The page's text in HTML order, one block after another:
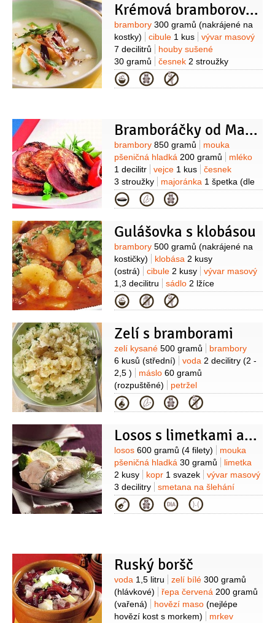
(na posypání válu)
Krémová bramborová polévka
Suroviny
brambory 300 gramů (nakrájené na
kostky)
cibule 1 kus
vývar masový
7 decilitrů
houby sušené
30 gramů
česnek 2 stroužky
(plátky)
smetana na šlehání
(33%)
máslo40 gramů
slanina
Kategorie
Bramboráčky od Marie
Suroviny
brambory 850 gramů
mouka
pšeničná hladká 200 gramů
mléko
1 decilitr
vejce 1 kus
česnek
3 stroužky
majoránka 1 špetka (dle
chuti)
pepř černý
chuti)
olej slunečnicový1 decilitr
Kategorie
Gulášovka s klobásou
Suroviny
brambory 500 gramů (nakrájené na
kostičky)
klobása 2 kusy
(ostrá)
cibule 2 kusy
vývar masový
1,3 decilitru
sádlo 2 lžíce
(škvařené)
petržel kadeřavá/kudrnka
2 lžíce (na jemno
1 lžíce
paprika sladká1 lžíce
(mletá)
pepř černý 1 špetka (mletý)
Kategorie
Zelí s bramborami
Suroviny
zelí kysané 500 gramů
brambory
6 kusů (střední) voda 2 decilitry (2 -
2,5 )
máslo 60 gramů
(rozpuštěné)
petržel
kadeřavá/kudrnka
1 svazek
(nasekaná)
pepř černý1 špetka
1 špetka
sůl 1 špetka (podle chuti)
Kategorie
Losos s limetkami a koprovou omáčkou
Suroviny
losos 600 gramů (4 filety)
mouka
pšeničná hladká 30 gramů
limetka
2 kusy
kopr 1 svazek
vývar masový
3 decilitry
smetana na šlehání
2 decilitry
máslo 30 gramů
přílohu: brambory400 gramů
celer
Kategorie
Ruský boršč
Suroviny
voda 1,5 litru zelí bílé 300 gramů
(hlávkové)
řepa červená 200 gramů
(vařená)
hovězí maso (nejlépe
hovězí kost s morkem)
mrkev